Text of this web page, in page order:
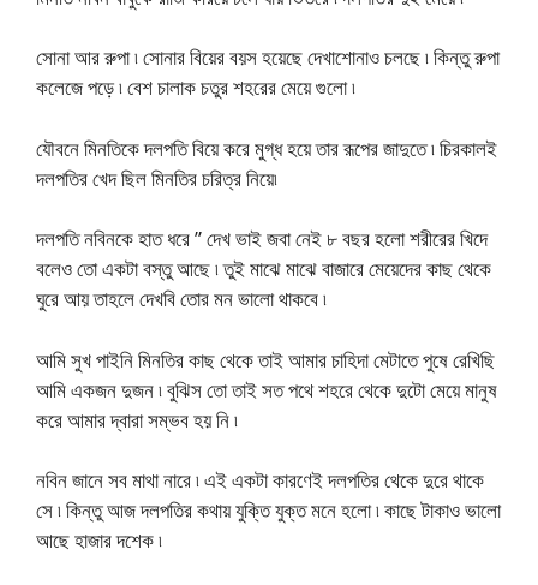
সোনা আর রুপা ৷ সোনার বিয়ের বয়স হয়েছে দেখাশোনাও চলছে ৷ কিন্তু রুপা
কলেজে পড়ে ৷ বেশ চালাক চতুর শহরের মেয়ে গুলো ৷
যৌবনে মিনতিকে দলপতি বিয়ে করে মুগ্ধ হয়ে তার রূপের জাদুতে ৷ চিরকালই
দলপতির খেদ ছিল মিনতির চরিত্র নিয়ে৷
দলপতি নবিনকে হাত ধরে ” দেখ ভাই জবা নেই ৮ বছর হলো শরীরের খিদে
বলেও তো একটা বস্তু আছে ৷ তুই মাঝে মাঝে বাজারে মেয়েদের কাছ থেকে
ঘুরে আয় তাহলে দেখবি তোর মন ভালো থাকবে ৷
আমি সুখ পাইনি মিনতির কাছ থেকে তাই আমার চাহিদা মেটাতে পুষে রেখিছি
আমি একজন দুজন ৷ বুঝিস তো তাই সত পথে শহরে থেকে দুটো মেয়ে মানুষ
করে আমার দ্বারা সম্ভব হয় নি ৷
নবিন জানে সব মাথা নারে ৷ এই একটা কারণেই দলপতির থেকে দুরে থাকে
সে ৷ কিন্তু আজ দলপতির কথায় যুক্তি যুক্ত মনে হলো ৷ কাছে টাকাও ভালো
আছে হাজার দশেক ৷